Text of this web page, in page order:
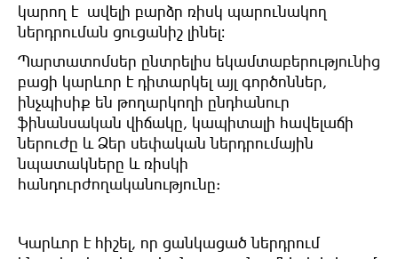
կարող է ավելի բարձր ռիսկ պարունակող
ներդրուման ցուցանիշ լինել։
Պարտատոմսեր ընտրելիս եկամտաբերությունից
բացի կարևոր է դիտարկել այլ գործոններ,
ինչպիսիք են թողարկողի ընդհանուր
ֆինանսական վիճակը, կապիտալի հավելաճի
ներուժը և Ձեր սեփական ներդրումային
նպատակները և ռիսկի
հանդուրժողականությունը:
Կարևոր է հիշել, որ ցանկացած ներդրում